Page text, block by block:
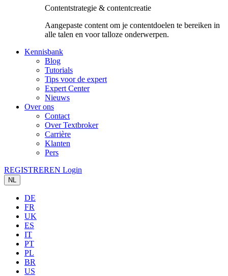
Contentstrategie & contentcreatie
Aangepaste content om je contentdoelen te bereiken in
alle talen en voor talloze onderwerpen.
Kennisbank
Blog
Tutorials
Tips voor de expert
Expert Center
Nieuws
Over ons
Contact
Over Textbroker
Carrière
Klanten
Pers
REGISTREREN Login
NL
DE
FR
UK
ES
IT
PT
PL
BR
US